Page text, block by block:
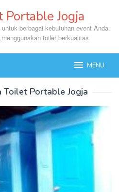
Portable Jogja
berbagai kebutuhan event Anda.
toilet berkualitas
MENU
Toilet Portable Jogja